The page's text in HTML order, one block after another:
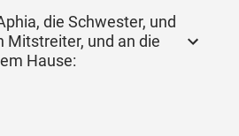
die Schwester, und
Mitstreiter, und an die
Hause: